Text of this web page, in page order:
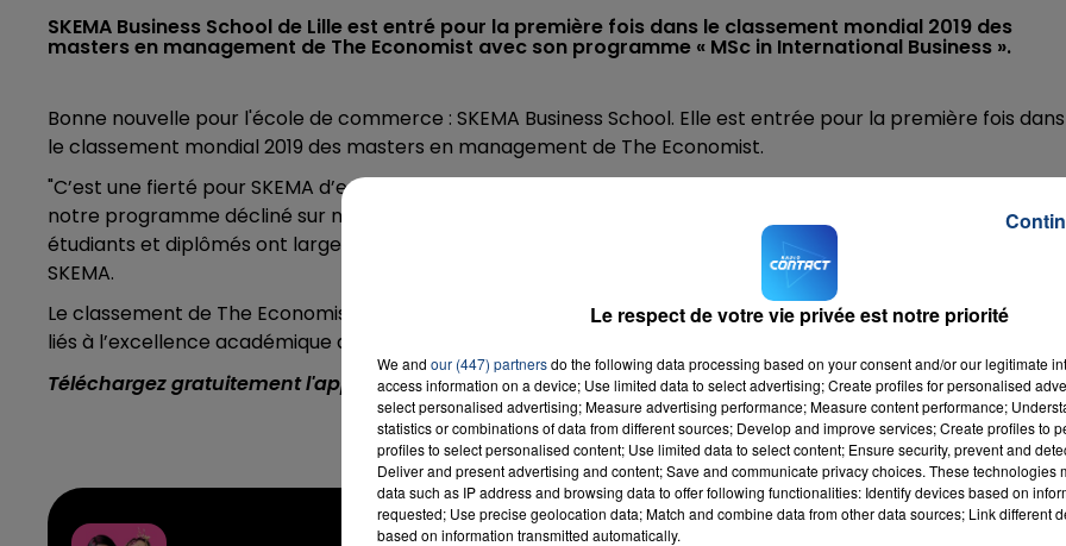
SKEMA Business School de Lille est entré pour la première fois dans le classement mondial 2019 des
masters en management de The Economist avec son programme « MSc in International Business ».
Bonne nouvelle pour l'école de commerce : SKEMA Business School. Elle est entrée pour la première fois dans
le classement mondial 2019 des masters en management de The Economist.
"C’est une fierté pour SKEMA d’entrer dans ce classement à la 3e place du podium mondial. L’excellence de
notre programme décliné sur nos campus internationaux, la richesse et la diversité de parcours de nos
étudiants et diplômés ont largement contribué à ce résultat ». a déclaré Alice Guilhon, directrice générale de
SKEMA.
Le classement de The Economist s’appuie sur la satisfaction des étudiants et des diplômés et sur les critères
liés à l’excellence académique du programme.
Téléchargez gratuitement l'application Contact FM sur
et
Le respect de votre vie privée est notre priorité
We and our (447) partnersdo the following data processing based on your consent and/or our legitimate
access information on a device; Use limited data to select advertising; Create profiles for personalised
select personalised advertising; Measure advertising performance; Measure content performance;
statistics or combinations of data from different sources; Develop and improve services; Create profiles to
profiles to select personalised content; Use limited data to select content; Ensure security, prevent and
Deliver and present advertising and content; Save and communicate privacy choices. These technologies
data such as IP address and browsing data to offer following functionalities: Identify devices based on
requested; Use precise geolocation data; Match and combine data from other data sources; Link different
based on information transmitted automatically.